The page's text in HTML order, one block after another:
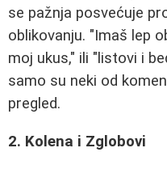
se pažnja posvećuje
oblikovanju. "Imaš lep
moj ukus," ili "listovi i
samo su neki od
pregled.
2. Kolena i Zglobovi